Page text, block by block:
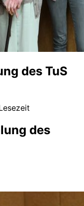
des TuS
des